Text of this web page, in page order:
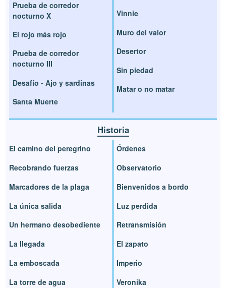
Prueba de corredor
nocturno X
El rojo más rojo
Prueba de corredor
nocturno III
Desafío - Ajo y sardinas
Santa Muerte
Vinnie
Muro del valor
Desertor
Sin piedad
Matar o no matar
Historia
El camino del peregrino
Recobrando fuerzas
Marcadores de la plaga
La única salida
Un hermano desobediente
La llegada
La emboscada
La torre de agua
Órdenes
Observatorio
Bienvenidos a bordo
Luz perdida
Retransmisión
El zapato
Imperio
Veronika